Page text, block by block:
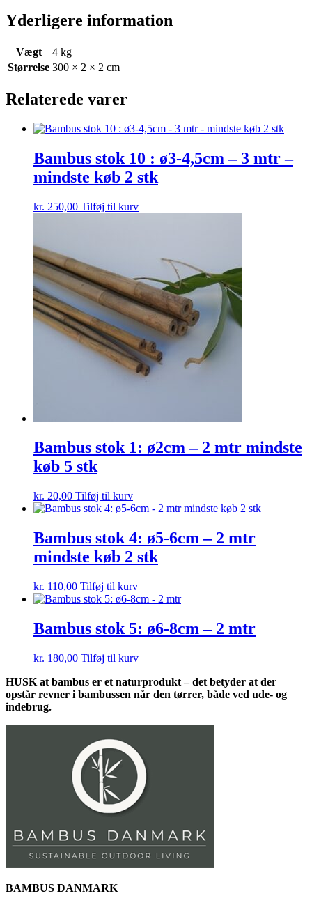
Yderligere information
Vægt
4 kg
Størrelse 300 × 2 × 2 cm
Relaterede varer
Bambus stok 10 : ø3-4,5cm – 3 mtr –
mindste køb 2 stk
kr. 250,00 Tilføj til kurv
Bambus stok 1: ø2cm – 2 mtr mindste
køb 5 stk
kr. 20,00 Tilføj til kurv
Bambus stok 4: ø5-6cm – 2 mtr
mindste køb 2 stk
kr. 110,00 Tilføj til kurv
Bambus stok 5: ø6-8cm – 2 mtr
kr. 180,00 Tilføj til kurv
HUSK at bambus er et naturprodukt – det betyder at der
opstår revner i bambussen når den tørrer, både ved ude- og
indebrug.
BAMBUS DANMARK